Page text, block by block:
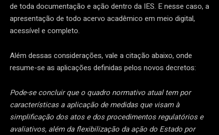
de toda documentação e ação dentro da IES. E nesse caso, a
apresentação de todo acervo acadêmico em meio digital,
acessível e completo.
Além dessas considerações, vale a citação abaixo, onde
resume-se as aplicações definidas pelos novos decretos:
Pode-se concluir que o quadro normativo atual tem por
características a aplicação de medidas que visam à
simplificação dos atos e dos procedimentos regulatórios e
avaliativos, além da flexibilização da ação do Estado por